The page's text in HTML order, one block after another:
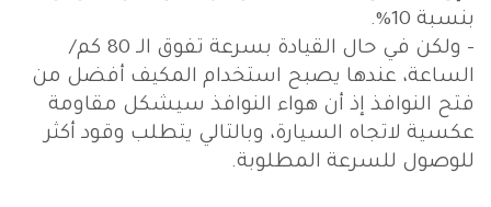
بنسبة 10%.
- ولكن في حال القيادة بسرعة تفوق الـ 80 كم/
الساعة، عندها يصبح استخدام المكيف أفضل من
فتح النوافذ إذ أن هواء النوافذ سيشكل مقاومة
عكسية لاتجاه السيارة، وبالتالي يتطلب وقود أكثر
للوصول للسرعة المطلوبة.